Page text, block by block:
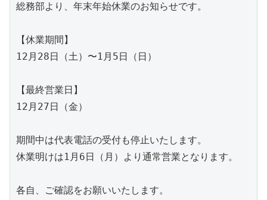
総務部より、年末年始休業のお知らせです。
【休業期間】
12月28日（土）〜1月5日（日）
【最終営業日】
12月27日（金）
期間中は代表電話の受付も停止いたします。
休業明けは1月6日（月）より通常営業となります。